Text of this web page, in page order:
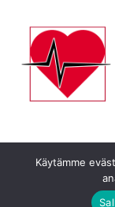
© 2026 Koulutus |
Käytämme